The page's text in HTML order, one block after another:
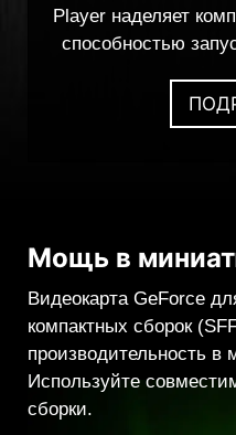
Player наделяет
способностью
Мощь в
Видеокарта GeForce
компактных сборок
производительность
Используйте
сборки.